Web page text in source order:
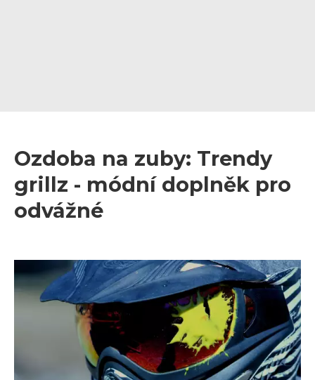
Ozdoba na zuby: Trendy
grillz - módní doplněk pro
odvážné